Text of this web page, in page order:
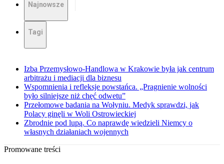
Najnowsze
Tagi
Izba Przemysłowo-Handlowa w Krakowie była jak centrum
arbitrażu i mediacji dla biznesu
Wspomnienia i refleksje powstańca. „Pragnienie wolności
było silniejsze niż chęć odwetu”
Przełomowe badania na Wołyniu. Medyk sprawdzi, jak
Polacy ginęli w Woli Ostrowieckiej
Zbrodnie pod lupą. Co naprawdę wiedzieli Niemcy o
własnych działaniach wojennych
Promowane treści